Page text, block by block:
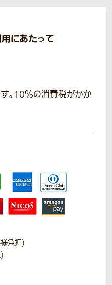
にあたって
。10％の消費税がかか
負担)